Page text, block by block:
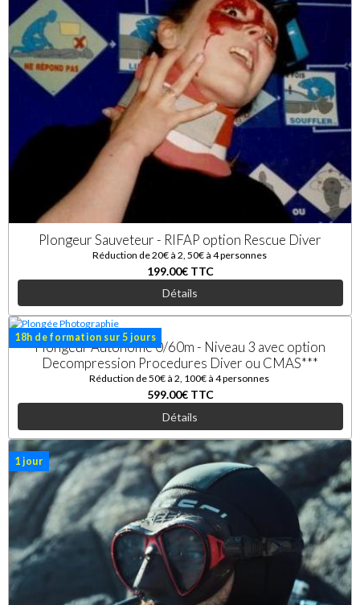
Plongeur Sauveteur - RIFAP option Rescue Diver
Réduction de 20€ à 2, 50€ à 4 personnes
199.00€ TTC
Détails
18h de formation sur 5 jours
Plongeur Autonome 0/60m - Niveau 3 avec option
Decompression Procedures Diver ou CMAS***
Réduction de 50€ à 2, 100€ à 4 personnes
599.00€ TTC
Détails
1 jour